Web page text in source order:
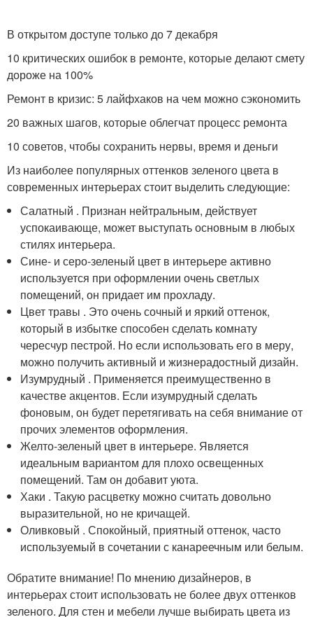
В открытом доступе только до 7 декабря
10 критических ошибок в ремонте, которые делают смету
дороже на 100%
Ремонт в кризис: 5 лайфхаков на чем можно сэкономить
20 важных шагов, которые облегчат процесс ремонта
10 советов, чтобы сохранить нервы, время и деньги
Из наиболее популярных оттенков зеленого цвета в
современных интерьерах стоит выделить следующие:
Салатный . Признан нейтральным, действует
успокаивающе, может выступать основным в любых
стилях интерьера.
Сине- и серо-зеленый цвет в интерьере активно
используется при оформлении очень светлых
помещений, он придает им прохладу.
Цвет травы . Это очень сочный и яркий оттенок,
который в избытке способен сделать комнату
чересчур пестрой. Но если использовать его в меру,
можно получить активный и жизнерадостный дизайн.
Изумрудный . Применяется преимущественно в
качестве акцентов. Если изумрудный сделать
фоновым, он будет перетягивать на себя внимание от
прочих элементов оформления.
Желто-зеленый цвет в интерьере. Является
идеальным вариантом для плохо освещенных
помещений. Там он добавит уюта.
Хаки . Такую расцветку можно считать довольно
выразительной, но не кричащей.
Оливковый . Спокойный, приятный оттенок, часто
используемый в сочетании с канареечным или белым.
Обратите внимание! По мнению дизайнеров, в
интерьерах стоит использовать не более двух оттенков
зеленого. Для стен и мебели лучше выбирать цвета из